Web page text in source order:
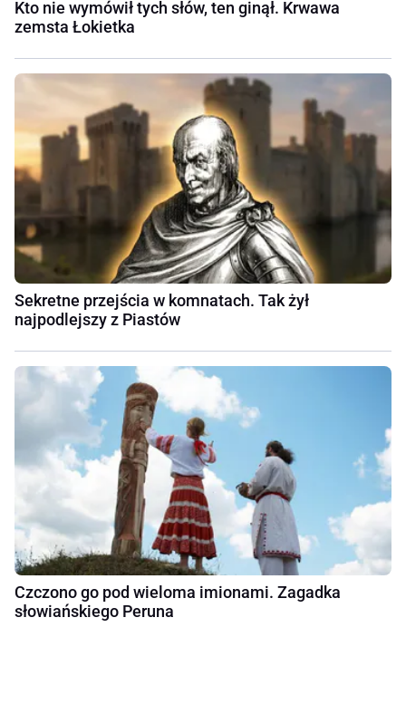
Kto nie wymówił tych słów, ten ginął. Krwawa
zemsta Łokietka
Sekretne przejścia w komnatach. Tak żył
najpodlejszy z Piastów
Czczono go pod wieloma imionami. Zagadka
słowiańskiego Peruna